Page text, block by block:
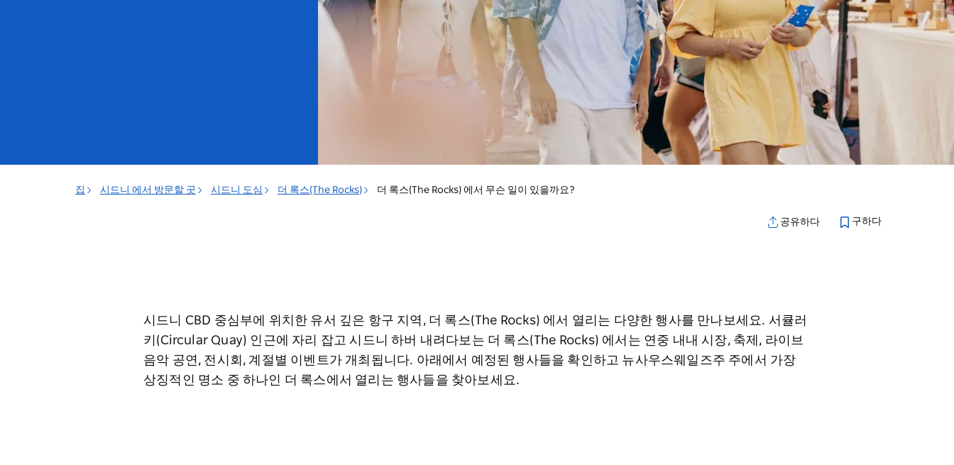
집 시드니 에서 방문할 곳 시드니 도심 더 록스(The Rocks) 더 록스(The Rocks) 에서 무슨 일이 있을까요?
공유하다 구하다
시드니 CBD 중심부에 위치한 유서 깊은 항구 지역, 더 록스(The Rocks) 에서 열리는 다양한 행사를 만나보세요. 서큘러
키(Circular Quay) 인근에 자리 잡고 시드니 하버 내려다보는 더 록스(The Rocks) 에서는 연중 내내 시장, 축제, 라이브
음악 공연, 전시회, 계절별 이벤트가 개최됩니다. 아래에서 예정된 행사들을 확인하고 뉴사우스웨일즈주 주에서 가장
상징적인 명소 중 하나인 더 록스에서 열리는 행사들을 찾아보세요.